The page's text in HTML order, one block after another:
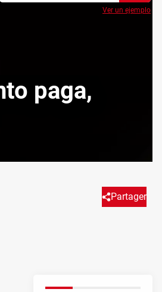
paga,
Partager
nuevo sistema de
Ver un ejemplo